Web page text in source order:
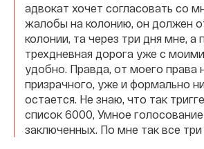
адвокат хочет согласовать со
жалобы на колонию, он должен
колонии, та через три дня мне, а
трехдневная дорога уже с
удобно. Правда, от моего права
призрачного, уже и формально
остается. Не знаю, что так
список 6000, Умное
заключенных. По мне так все три